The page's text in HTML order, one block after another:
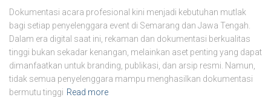
Dokumentasi acara profesional kini menjadi kebutuhan mutlak
bagi setiap penyelenggara event di Semarang dan Jawa Tengah.
Dalam era digital saat ini, rekaman dan dokumentasi berkualitas
tinggi bukan sekadar kenangan, melainkan aset penting yang dapat
dimanfaatkan untuk branding, publikasi, dan arsip resmi. Namun,
tidak semua penyelenggara mampu menghasilkan dokumentasi
bermutu tinggi Read more